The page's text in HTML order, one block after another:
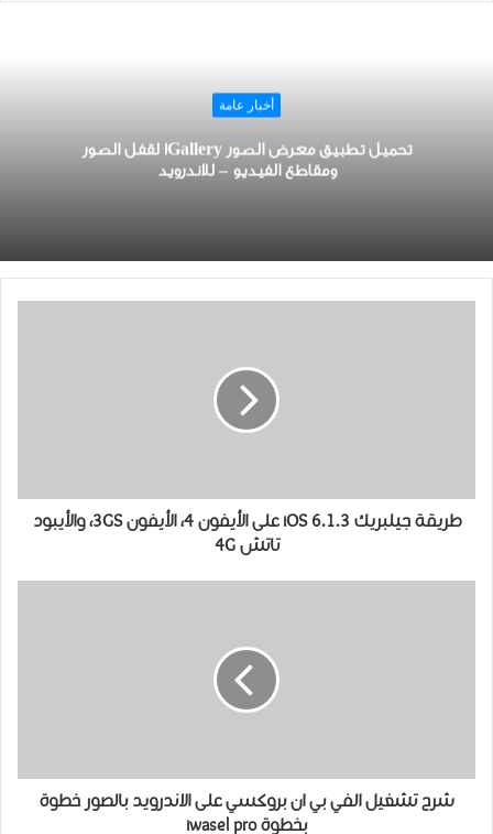
أخبار عامة
تحميل ﺗﻄﺒﻴﻖ معرض ﺍﻟﺼﻮﺭ 1Gallery لقفل الصور
ومقاطع الفيديو – للاندرويد
طريقة جيلبريك iOS 6.1.3 على الأيفون 4، الأيفون 3GS، والأيبود
تاتش 4G
شرح تشغيل الفي بي ان بروكسي على الاندرويد بالصور خطوة
بخطوة iwasel pro